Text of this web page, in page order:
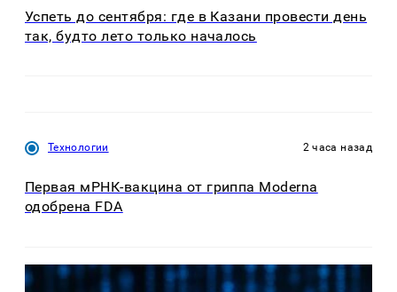
Успеть до сентября: где в Казани провести день
так, будто лето только началось
Технологии 2 часа назад
Первая мРНК-вакцина от гриппа Moderna
одобрена FDA